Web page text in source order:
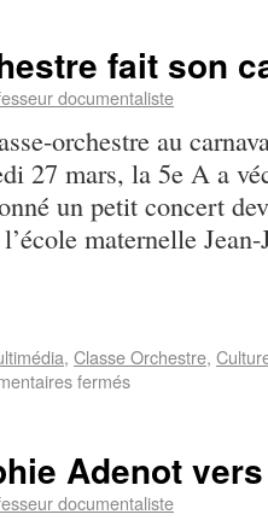
fait son
documentaliste
orchestre au
27 mars, la 5e A a
un petit concert
maternelle
, Classe Orchestre,
fermés
Adenot vers
documentaliste